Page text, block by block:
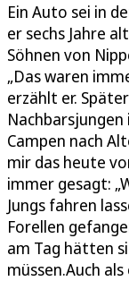
Ein Auto sei in
er sechs Jahre
Söhnen von
„Das waren
erzählt er.
Campen nach
mir das heute
immer gesagt:
Jungs fahren
Forellen
am Tag hätten
müssen.Auch